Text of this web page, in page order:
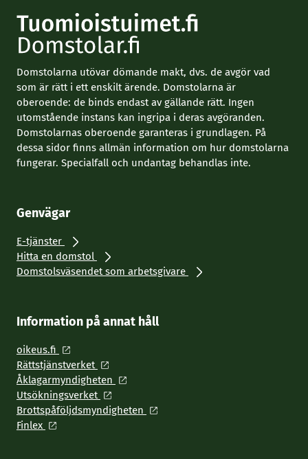
Domstolarna utövar dömande makt, dvs. de avgör vad
som är rätt i ett enskilt ärende. Domstolarna är
oberoende: de binds endast av gällande rätt. Ingen
utomstående instans kan ingripa i deras avgöranden.
Domstolarnas oberoende garanteras i grundlagen. På
dessa sidor finns allmän information om hur domstolarna
fungerar. Specialfall och undantag behandlas inte.
Genvägar
E-tjänster
Hitta en domstol
Domstolsväsendet som arbetsgivare
Information på annat håll
oikeus.fi
Rättstjänstverket
Åklagarmyndigheten
Utsökningsverket
Brottspåföljdsmyndigheten
Finlex